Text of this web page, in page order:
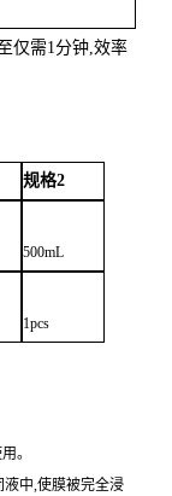
仅需1分钟,效率
规格2
500mL
1pcs
。
液中,使膜被完全浸